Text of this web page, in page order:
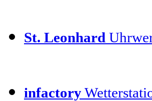
St. Leonhard
infactory